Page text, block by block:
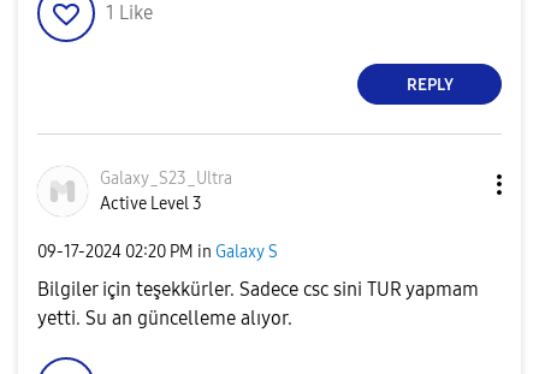
1 Like
REPLY
Galaxy_S23_Ultra
Active Level 3
‎09-17-2024 02:20 PM in Galaxy S
Bilgiler için teşekkürler. Sadece csc sini TUR yapmam
yetti. Su an güncelleme alıyor.